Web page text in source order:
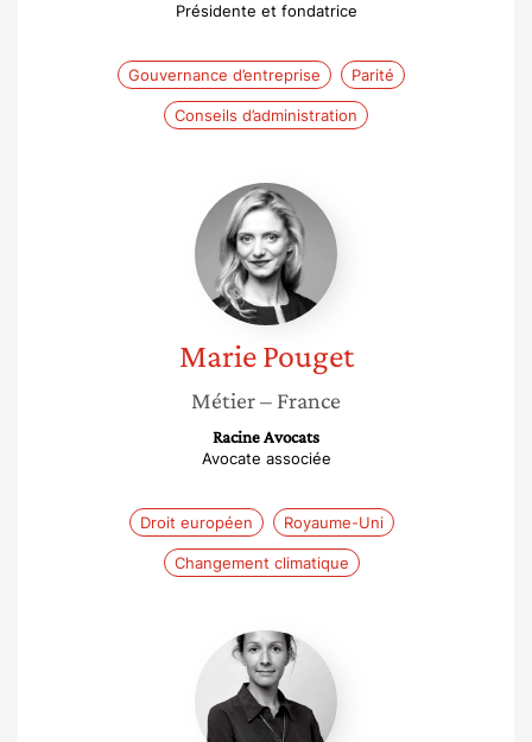
Présidente et fondatrice
Gouvernance d’entreprise Parité
Conseils d’administration
Marie
Pouget
Marie Pouget
Métier– France
Racine Avocats
Avocate associée
Droit européen Royaume-Uni
Changement climatique
Noémie
Bercoff